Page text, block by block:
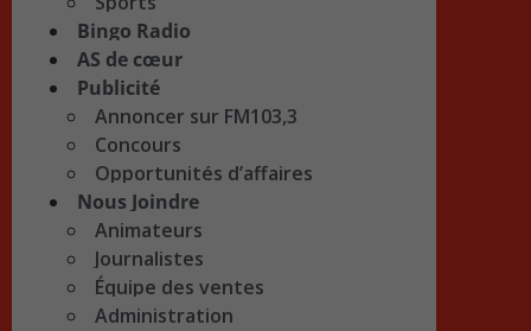
Bingo Radio
AS de cœur
Publicité
Annoncer sur FM103,3
Concours
Opportunités d’affaires
Nous Joindre
Animateurs
Journalistes
Équipe des ventes
Administration